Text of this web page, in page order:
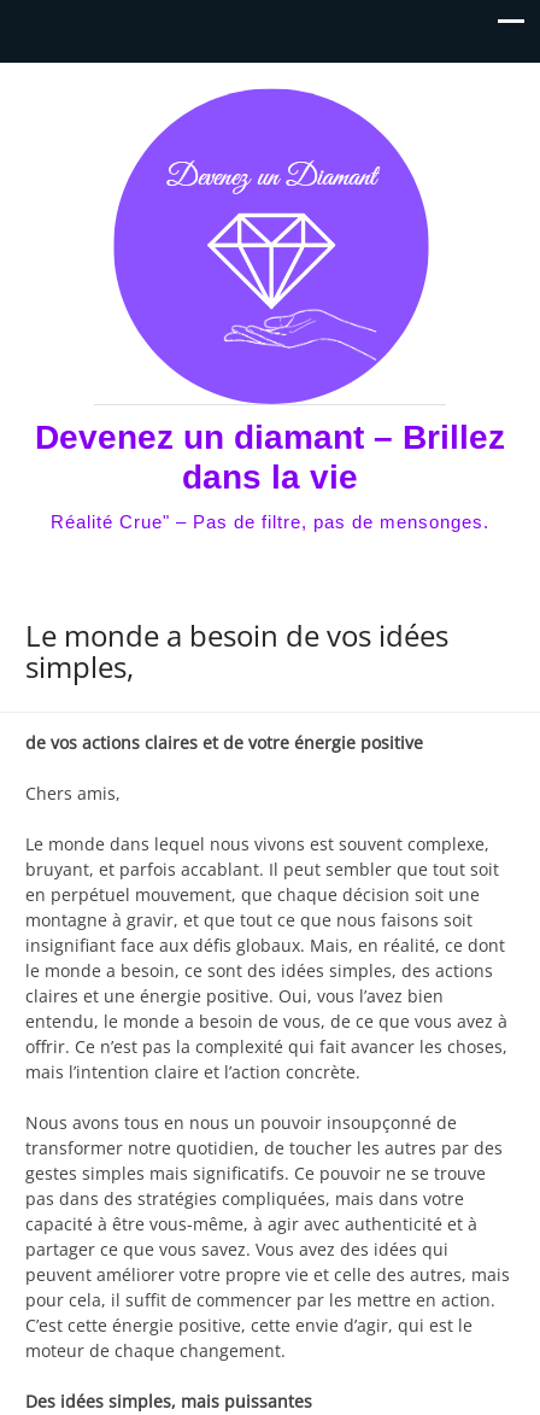
Devenez un diamant – Brillez
dans la vie
Réalité Crue" – Pas de filtre, pas de mensonges.
Le monde a besoin de vos idées
simples,
de vos actions claires et de votre énergie positive
Chers amis,
Le monde dans lequel nous vivons est souvent complexe,
bruyant, et parfois accablant. Il peut sembler que tout soit
en perpétuel mouvement, que chaque décision soit une
montagne à gravir, et que tout ce que nous faisons soit
insignifiant face aux défis globaux. Mais, en réalité, ce dont
le monde a besoin, ce sont des idées simples, des actions
claires et une énergie positive. Oui, vous l’avez bien
entendu, le monde a besoin de vous, de ce que vous avez à
offrir. Ce n’est pas la complexité qui fait avancer les choses,
mais l’intention claire et l’action concrète.
Nous avons tous en nous un pouvoir insoupçonné de
transformer notre quotidien, de toucher les autres par des
gestes simples mais significatifs. Ce pouvoir ne se trouve
pas dans des stratégies compliquées, mais dans votre
capacité à être vous-même, à agir avec authenticité et à
partager ce que vous savez. Vous avez des idées qui
peuvent améliorer votre propre vie et celle des autres, mais
pour cela, il suffit de commencer par les mettre en action.
C’est cette énergie positive, cette envie d’agir, qui est le
moteur de chaque changement.
Des idées simples, mais puissantes